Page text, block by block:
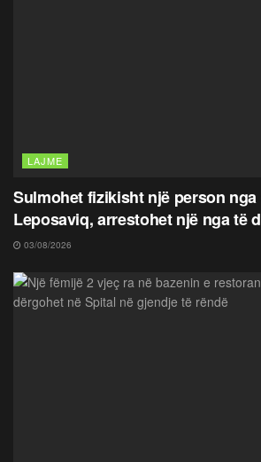
LAJME
Sulmohet fizikisht një person
Leposaviq, arrestohet një nga të
03/08/2026